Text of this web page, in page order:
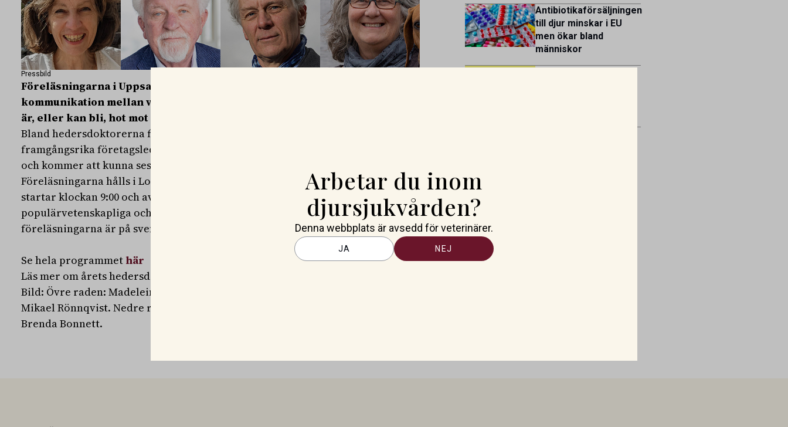
Pressbild
Föreläsningarna i Uppsala ger spännande inblickar i allt från
kommunikation mellan veterinärer och hundägare till växtsjukdomar som
är, eller kan bli, hot mot den globala livsmedelsförsörjningen.
Bland hedersdoktorerna finns en av Kravs grundare och en av Sveriges mest
framgångsrika företagsledare. Föreläsningarna direktsänds även via webben
och kommer att kunna ses i efterhand.
Föreläsningarna hålls i Loftets hörsal, på SLU:s campus i Uppsala. Programmet
startar klockan 9:00 och avslutas klockan 15:00. Föreläsningarna är
populärvetenskapliga och är även öppna för allmänheten. Tre av
föreläsningarna är på svenska och fem på engelska.
Se hela programmet här
Läs mer om årets hedersdoktorer, webbsändningar etcetera
Bild: Övre raden: Madeleine Fogde, Shakuntala Thilsted, Monika Stridsman,
Mikael Rönnqvist. Nedre raden: Sarah Gurr, Rune Andersson, Gunnar Rundgren,
Brenda Bonnett.
Antibiotikaförsäljningen
till djur minskar i EU
men ökar bland
människor
Arbetar du inom
djursjukvården?
Denna webbplats är avsedd för veterinärer.
JA NEJ